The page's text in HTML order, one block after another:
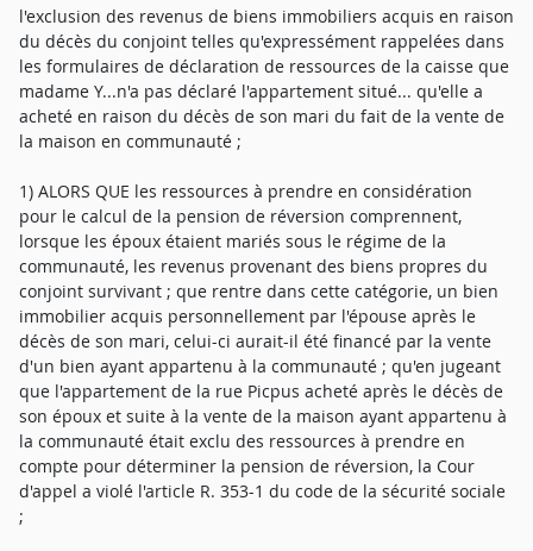
l'exclusion des revenus de biens immobiliers acquis en raison
du décès du conjoint telles qu'expressément rappelées dans
les formulaires de déclaration de ressources de la caisse que
madame Y...n'a pas déclaré l'appartement situé... qu'elle a
acheté en raison du décès de son mari du fait de la vente de
la maison en communauté ;
1) ALORS QUE les ressources à prendre en considération
pour le calcul de la pension de réversion comprennent,
lorsque les époux étaient mariés sous le régime de la
communauté, les revenus provenant des biens propres du
conjoint survivant ; que rentre dans cette catégorie, un bien
immobilier acquis personnellement par l'épouse après le
décès de son mari, celui-ci aurait-il été financé par la vente
d'un bien ayant appartenu à la communauté ; qu'en jugeant
que l'appartement de la rue Picpus acheté après le décès de
son époux et suite à la vente de la maison ayant appartenu à
la communauté était exclu des ressources à prendre en
compte pour déterminer la pension de réversion, la Cour
d'appel a violé l'article R. 353-1 du code de la sécurité sociale
;